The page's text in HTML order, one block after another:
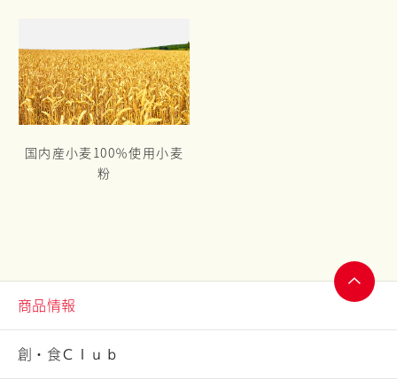
国内産小麦100％使用小麦
粉
トップ
商品情報
創・食Ｃｌｕｂ